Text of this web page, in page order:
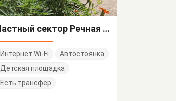
Частный сектор Речная 17/б
Интернет Wi-Fi
Автостоянка
Детская площадка
Есть трансфер